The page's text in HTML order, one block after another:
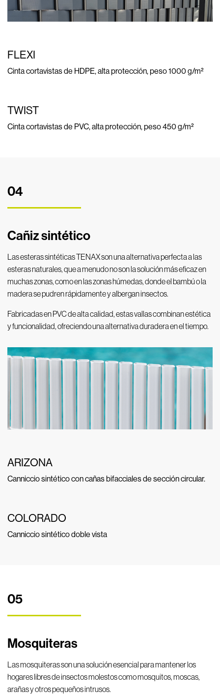
FLEXI
Cinta cortavistas de HDPE, alta protección, peso 1000 g/m²
TWIST
Cinta cortavistas de PVC, alta protección, peso 450 g/m²
04
Cañiz sintético
Las esteras sintéticas TENAX son una alternativa perfecta a las
esteras naturales, que a menudo no son la solución más eficaz en
muchas zonas, como en las zonas húmedas, donde el bambú o la
madera se pudren rápidamente y albergan insectos.
Fabricadas en PVC de alta calidad, estas vallas combinan estética
y funcionalidad, ofreciendo una alternativa duradera en el tiempo.
ARIZONA
Canniccio sintético con cañas bifacciales de sección circular.
COLORADO
Canniccio sintético doble vista
05
Mosquiteras
Las mosquiteras son una solución esencial para mantener los
hogares libres de insectos molestos como mosquitos, moscas,
arañas y otros pequeños intrusos.